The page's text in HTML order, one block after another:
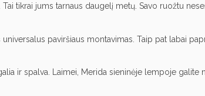
tikrai jums tarnaus daugelį metų. Savo ruožtu
paviršiaus montavimas. Taip pat labai
ir spalva. Laimei, Merida sieninėje lempoje